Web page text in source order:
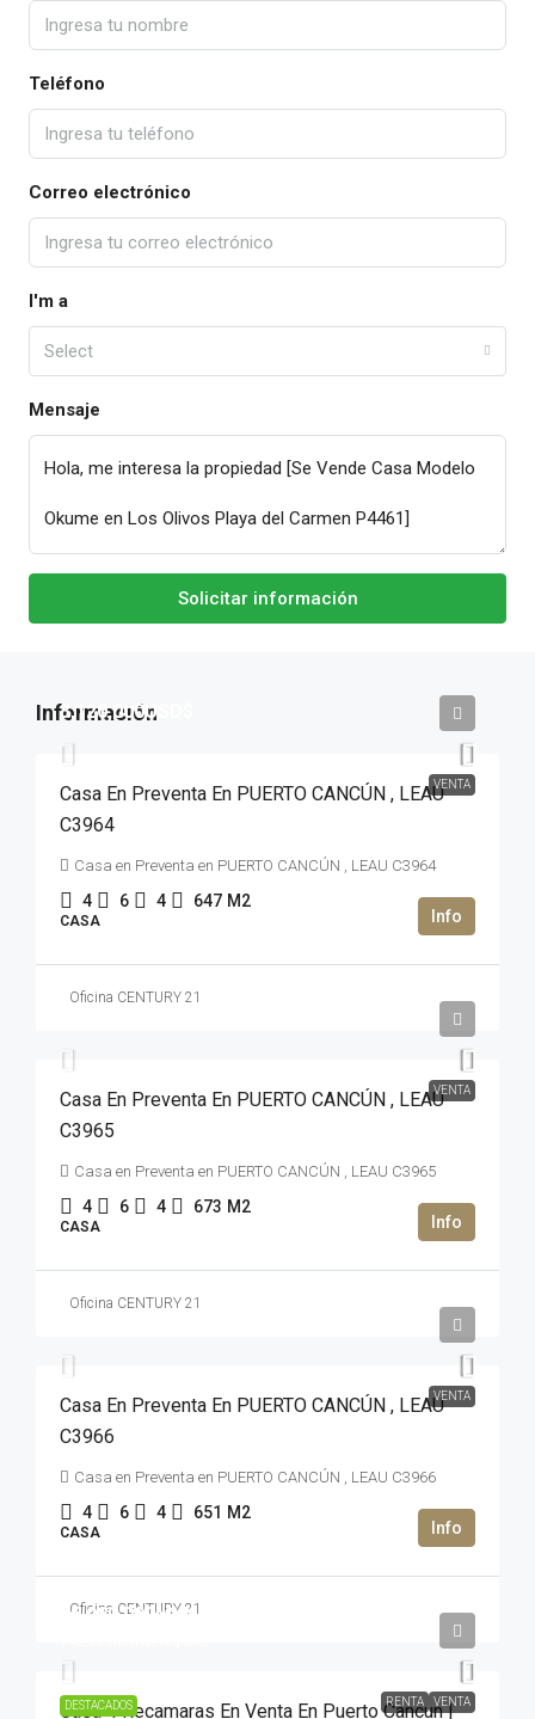
Teléfono
Correo electrónico
I'm a
Select
Mensaje
Solicitar información
VENTA
3,120,000USD$
Casa En Preventa En PUERTO CANCÚN , LEAU
C3964
Casa en Preventa en PUERTO CANCÚN , LEAU C3964
4 6 4 647 M2
CASA
Oficina CENTURY 21
VENTA
Casa En Preventa En PUERTO CANCÚN , LEAU
C3965
Casa en Preventa en PUERTO CANCÚN , LEAU C3965
4 6 4 673 M2
CASA
Oficina CENTURY 21
VENTA
Casa En Preventa En PUERTO CANCÚN , LEAU
C3966
Casa en Preventa en PUERTO CANCÚN , LEAU C3966
4 6 4 651 M2
CASA
Oficina CENTURY 21
DESTACADOS RENTA VENTA
35,980,000MXN$
Casa 4 Recamaras En Venta En Puerto Cancun |